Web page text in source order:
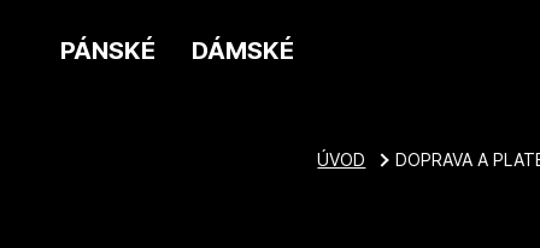
ÚVOD DOPRAVA A
PÁNSKÉ DÁMSKÉ